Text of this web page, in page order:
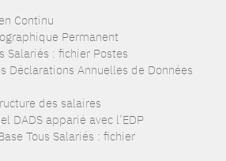
Continu
Permanent
Salariés : fichier Postes
Déclarations Annuelles de Données
des salaires
DADS apparié avec l’EDP
Tous Salariés : fichier